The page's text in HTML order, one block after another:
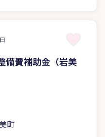
備費補助金（岩美
町